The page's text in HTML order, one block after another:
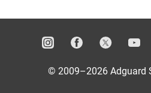
© 2009–2026 Adguard